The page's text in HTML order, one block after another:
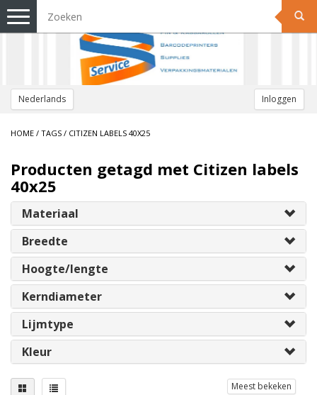
Nederlands Inloggen
Toggle
navigation
HOME / TAGS / CITIZEN LABELS 40X25
Producten getagd met Citizen labels
40x25
Materiaal
Breedte
Hoogte/lengte
Kerndiameter
Lijmtype
Kleur
Meest bekeken